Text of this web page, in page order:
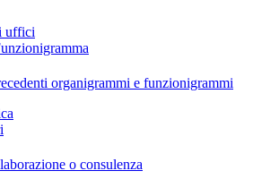
uffici
organigrammi e funzionigrammi
o consulenza